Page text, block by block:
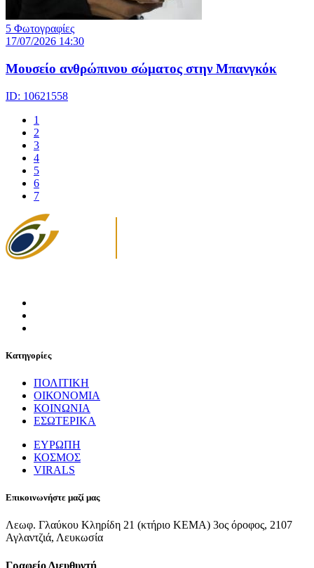
5 Φωτογραφίες
17/07/2026 14:30
Μουσείο ανθρώπινου σώματος στην Μπανγκόκ
ID: 10621558
1
2
3
4
5
6
7
Κατηγορίες
ΠΟΛΙΤΙΚΗ
ΟΙΚΟΝΟΜΙΑ
ΚΟΙΝΩΝΙΑ
ΕΣΩΤΕΡΙΚΑ
ΕΥΡΩΠΗ
ΚΟΣΜΟΣ
VIRALS
Επικοινωνήστε μαζί μας
Λεωφ. Γλαύκου Κληρίδη 21 (κτήριο ΚΕΜΑ) 3ος όροφος, 2107
Αγλαντζιά, Λευκωσία
Γραφείο Διευθυντή